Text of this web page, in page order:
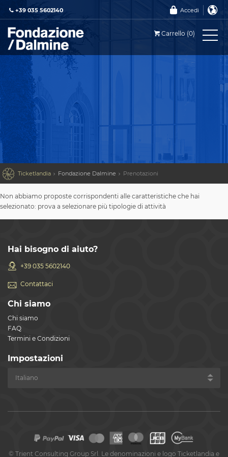
+39 035 5602140 Accedi
Carrello (0)
 Ticketlandia Fondazione Dalmine Prenotazioni
Non abbiamo proposte corrispondenti alle caratteristiche che hai
selezionato: prova a selezionare più tipologie di attività
Hai bisogno di aiuto?
+39 035 5602140
Contattaci
Chi siamo
Chi siamo
FAQ
Termini e Condizioni
Impostazioni
© Trient Consulting Group Srl. Le denominazioni e logo Ticketlandia e